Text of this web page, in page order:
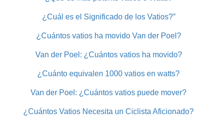
¿Cuál es el Significado de los Vatios?”
¿Cuántos vatios ha movido Van der Poel?
Van der Poel: ¿Cuántos vatios ha movido?
¿Cuánto equivalen 1000 vatios en watts?
Van der Poel: ¿Cuántos vatios puede mover?
¿Cuántos Vatios Necesita un Ciclista Aficionado?